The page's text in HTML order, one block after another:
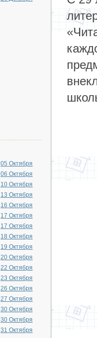
05 Октября
06 Октября
10 Октября
13 Октября
16 Октября
17 Октября
17 Октября
18 Октября
19 Октября
20 Октября
22 Октября
23 Октября
26 Октября
27 Октября
30 Октября
30 Октября
31 Октября